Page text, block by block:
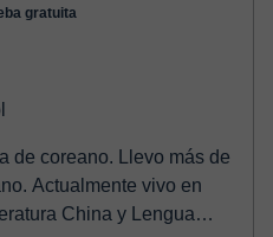
gratuita
de coreano. Llevo más de
Actualmente vivo en
China y Lengua